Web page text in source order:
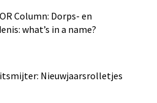
Column: Dorps- en
what’s in a name?
Nieuwjaarsrolletjes